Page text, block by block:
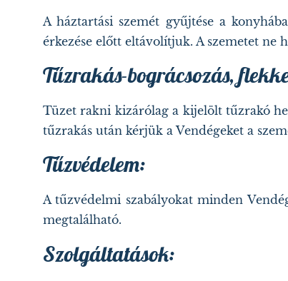
A háztartási szemét gyűjtése a
érkezése előtt eltávolítjuk. A szemetet ne
Tűzrakás-bográcsozás,
Tüzet rakni kizárólag a kijelölt tűzrakó
tűzrakás után kérjük a Vendégeket a
Tűzvédelem:
A tűzvédelmi szabályokat minden
megtalálható.
Szolgáltatások: